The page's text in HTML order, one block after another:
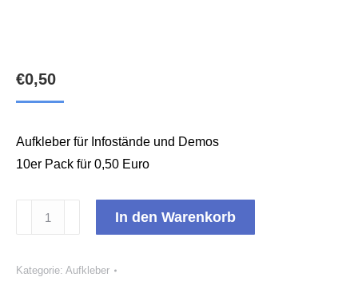
€0,50
Aufkleber für Infostände und Demos
10er Pack für 0,50 Euro
"Wehrpflicht?
Menge
In den Warenkorb
Kategorie: Aufkleber